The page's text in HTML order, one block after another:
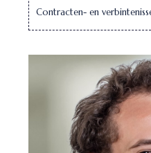
Contracten- en